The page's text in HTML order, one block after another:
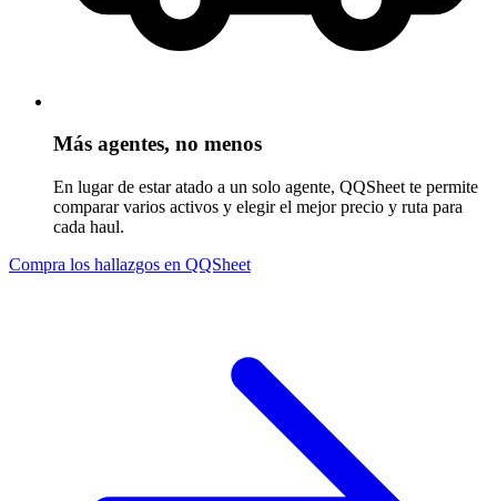
Más agentes, no menos
En lugar de estar atado a un solo agente, QQSheet te permite
comparar varios activos y elegir el mejor precio y ruta para
cada haul.
Compra los hallazgos en QQSheet